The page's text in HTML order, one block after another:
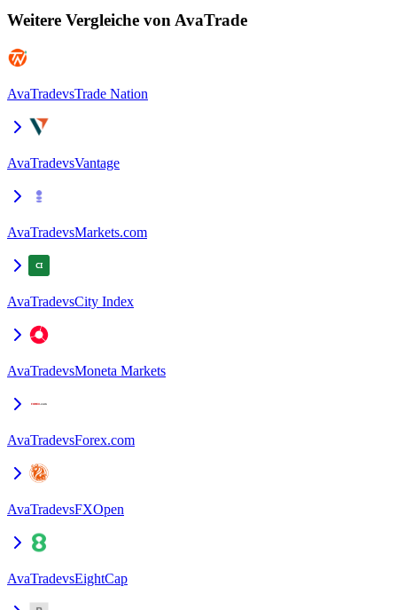
Weitere Vergleiche von AvaTrade
AvaTradevsTrade Nation
AvaTradevsVantage
AvaTradevsMarkets.com
AvaTradevsCity Index
AvaTradevsMoneta Markets
AvaTradevsForex.com
AvaTradevsFXOpen
AvaTradevsEightCap